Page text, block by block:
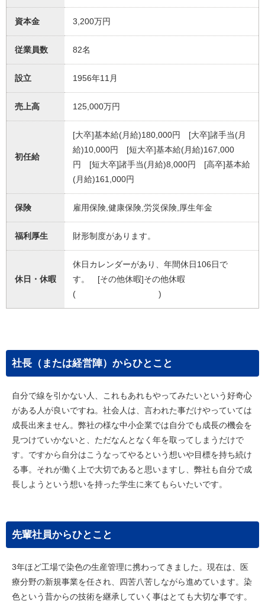
資本金 3,200万円
従業員数 82名
設立 1956年11月
売上高 125,000万円
初任給
[大卒]基本給(月給)180,000円 [大卒]諸手当(月
給)10,000円 [短大卒]基本給(月給)167,000
円 [短大卒]諸手当(月給)8,000円 [高卒]基本給
(月給)161,000円
保険 雇用保険,健康保険,労災保険,厚生年金
福利厚生 財形制度があります。
休日・休暇
休日カレンダーがあり、年間休日106日で
す。 [その他休暇]その他休暇
( )
社長（または経営陣）からひとこと
自分で線を引かない人、これもあれもやってみたいという好奇心
がある人が良いですね。社会人は、言われた事だけやっていては
成長出来ません。弊社の様な中小企業では自分でも成長の機会を
見つけていかないと、ただなんとなく年を取ってしまうだけで
す。ですから自分はこうなってやるという想いや目標を持ち続け
る事。それが働く上で大切であると思いますし、弊社も自分で成
長しようという想いを持った学生に来てもらいたいです。
先輩社員からひとこと
3年ほど工場で染色の生産管理に携わってきました。現在は、医
療分野の新規事業を任され、四苦八苦しながら進めています。染
色という昔からの技術を継承していく事はとても大切な事です。